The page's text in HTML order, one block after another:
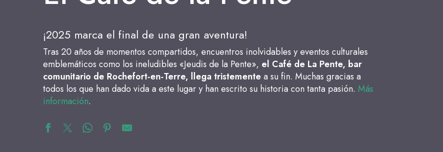
¡2025 marca el final de una gran aventura!
Tras 20 años de momentos compartidos, encuentros inolvidables y eventos culturales
emblemáticos como los ineludibles «Jeudis de la Pente», el Café de La Pente, bar
comunitario de Rochefort-en-Terre, llega tristemente a su fin. Muchas gracias a
todos los que han dado vida a este lugar y han escrito su historia con tanta pasión. Más
información.